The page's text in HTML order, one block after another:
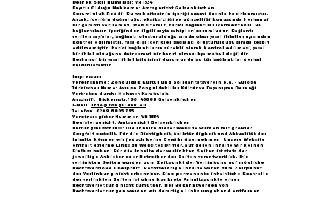
Dernek Sicil Numarası: VR 1534
Kayıtlı Olduğu Mahkeme: Amtsgericht Gelsenkirchen
Sorumluluk Reddi: Bu web sitesinin içeriği azami özenle hazırlanmıştır.
Ancak, içeriğin doğruluğu, eksiksizliği ve güncelliği konusunda herhangi
bir garanti verilemez. Web sitemiz, harici bağlantılar içermektedir. Bu
bağlantıların içeriğinden ilgili sayfa sahipleri sorumludur. Bağlantı
verilen sayfalar, bağlantı oluşturulduğu sırada olası yasal ihlaller açısından
kontrol edilmiştir. Yasa dışı içerikler bağlantı oluşturulduğu sırada tespit
edilmemiştir. Harici bağlantıların sürekli olarak kontrol edilmesi, yasal
bir ihlal olduğuna dair somut bir kanıt olmadıkça makul değildir.
Herhangi bir yasal ihlal bildirimi durumunda bu tür bağlantılar derhal
kaldırılacaktır.
Impressum
Vereinsname: Zonguldak Kultur und Solidaritätsverein e.V. - Europa
Türkischer Name: Avrupa Zonguldaklılar Kültür ve Dayanışma Derneği
Vertreten durch: Mehmet Karakulak
Anschrift: Bickernstr.166 45889 Gelsenkirchen
E-Mail: info@zonguldak.eu
Telefon: 0209 8805 765
Vereinsregister-Nummer: VR 1534
Registergericht: Amtsgericht Gelsenkirchen
Haftungsausschluss: Die Inhalte dieser Website wurden mit größter
Sorgfalt erstellt. Für die Richtigkeit, Vollständigkeit und Aktualität der
Inhalte können wir jedoch keine Gewähr übernehmen. Unsere Website
enthält externe Links zu Websites Dritter, auf deren Inhalte wir keinen
Einfluss haben. Für die Inhalte der verlinkten Seiten ist stets der
jeweilige Anbieter oder Betreiber der Seiten verantwortlich. Die
verlinkten Seiten wurden zum Zeitpunkt der Verlinkung auf mögliche
Rechtsverstöße überprüft. Rechtswidrige Inhalte waren zum Zeitpunkt
der Verlinkung nicht erkennbar. Eine permanente inhaltliche Kontrolle
der verlinkten Seiten ist ohne konkrete Anhaltspunkte einer
Rechtsverletzung nicht zumutbar. Bei Bekanntwerden von
Rechtsverletzungen werden wir derartige Links umgehend entfernen.